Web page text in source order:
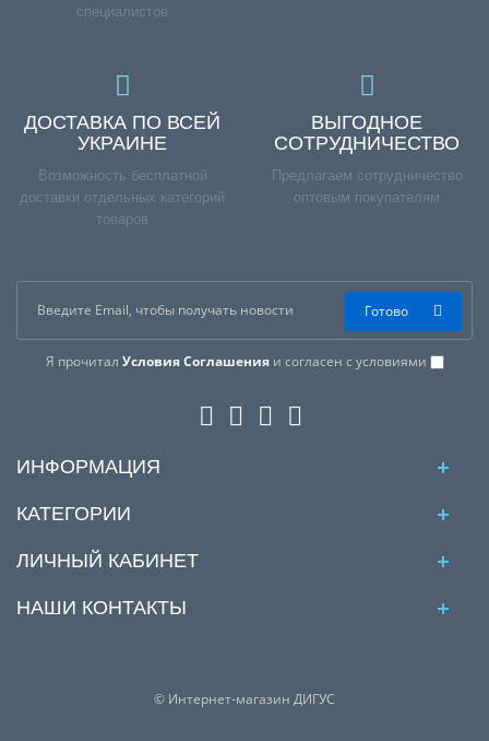
специалистов
ДОСТАВКА ПО ВСЕЙ
УКРАИНЕ
Возможность бесплатной
доставки отдельных категорий
товаров
ВЫГОДНОЕ
СОТРУДНИЧЕСТВО
Предлагаем сотрудничество
оптовым покупателям
Я прочитал Условия Соглашенияи согласен с условиями
Готово
ИНФОРМАЦИЯ
КАТЕГОРИИ
ЛИЧНЫЙ КАБИНЕТ
НАШИ КОНТАКТЫ
© Интернет-магазин ДИГУС